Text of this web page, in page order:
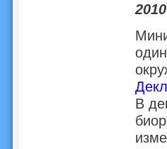
2010
В